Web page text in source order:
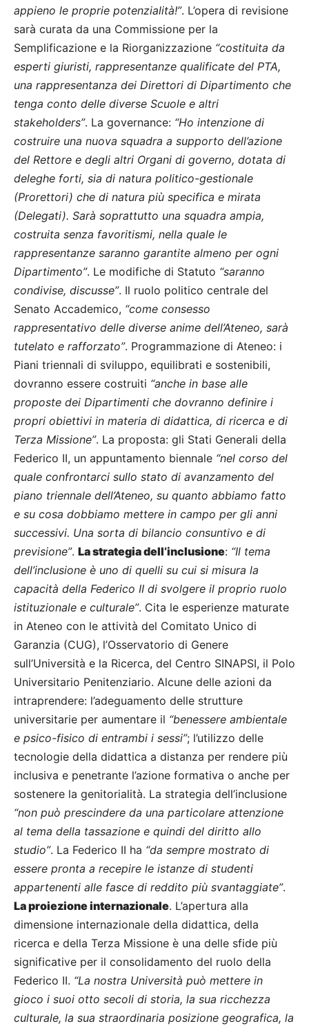
appieno le proprie potenzialità!”. L’opera di revisione
sarà curata da una Commissione per la
Semplificazione e la Riorganizzazione “costituita da
esperti giuristi, rappresentanze qualificate del PTA,
una rappresentanza dei Direttori di Dipartimento che
tenga conto delle diverse Scuole e altri
stakeholders”. La governance: “Ho intenzione di
costruire una nuova squadra a supporto dell’azione
del Rettore e degli altri Organi di governo, dotata di
deleghe forti, sia di natura politico-gestionale
(Prorettori) che di natura più specifica e mirata
(Delegati). Sarà soprattutto una squadra ampia,
costruita senza favoritismi, nella quale le
rappresentanze saranno garantite almeno per ogni
Dipartimento”. Le modifiche di Statuto “saranno
condivise, discusse”. Il ruolo politico centrale del
Senato Accademico, “come consesso
rappresentativo delle diverse anime dell’Ateneo, sarà
tutelato e rafforzato”. Programmazione di Ateneo: i
Piani triennali di sviluppo, equilibrati e sostenibili,
dovranno essere costruiti “anche in base alle
proposte dei Dipartimenti che dovranno definire i
propri obiettivi in materia di didattica, di ricerca e di
Terza Missione”. La proposta: gli Stati Generali della
Federico II, un appuntamento biennale “nel corso del
quale confrontarci sullo stato di avanzamento del
piano triennale dell’Ateneo, su quanto abbiamo fatto
e su cosa dobbiamo mettere in campo per gli anni
successivi. Una sorta di bilancio consuntivo e di
previsione”. La strategia dell’inclusione: “Il tema
dell’inclusione è uno di quelli su cui si misura la
capacità della Federico II di svolgere il proprio ruolo
istituzionale e culturale”. Cita le esperienze maturate
in Ateneo con le attività del Comitato Unico di
Garanzia (CUG), l’Osservatorio di Genere
sull’Università e la Ricerca, del Centro SINAPSI, il Polo
Universitario Penitenziario. Alcune delle azioni da
intraprendere: l’adeguamento delle strutture
universitarie per aumentare il “benessere ambientale
e psico-fisico di entrambi i sessi”; l’utilizzo delle
tecnologie della didattica a distanza per rendere più
inclusiva e penetrante l’azione formativa o anche per
sostenere la genitorialità. La strategia dell’inclusione
“non può prescindere da una particolare attenzione
al tema della tassazione e quindi del diritto allo
studio”. La Federico II ha “da sempre mostrato di
essere pronta a recepire le istanze di studenti
appartenenti alle fasce di reddito più svantaggiate”.
La proiezione internazionale. L’apertura alla
dimensione internazionale della didattica, della
ricerca e della Terza Missione è una delle sfide più
significative per il consolidamento del ruolo della
Federico II. “La nostra Università può mettere in
gioco i suoi otto secoli di storia, la sua ricchezza
culturale, la sua straordinaria posizione geografica, la